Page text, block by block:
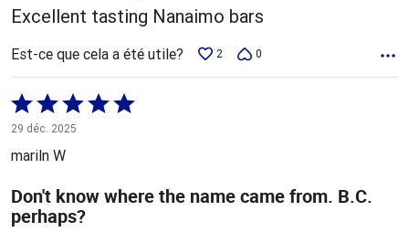
Excellent tasting Nanaimo bars
Est-ce que cela a été utile? 2 0
Coté
5 sur
29 déc. 2025
mariln W
Don't know where the name came from. B.C.
perhaps?